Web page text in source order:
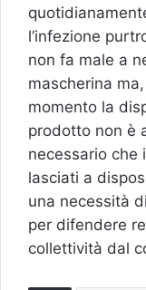
l’infezione
non fa male a
mascherina
momento la
prodotto non è
necessario che
lasciati a
una necessità
per difendere
collettività dal